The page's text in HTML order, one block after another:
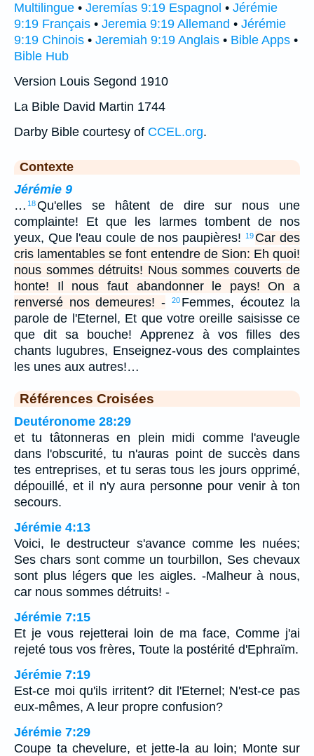
Multilingue • Jeremías 9:19 Espagnol • Jérémie
9:19 Français • Jeremia 9:19 Allemand • Jérémie
9:19 Chinois • Jeremiah 9:19 Anglais • Bible Apps •
Bible Hub
Version Louis Segond 1910
La Bible David Martin 1744
Darby Bible courtesy of CCEL.org.
Contexte
Jérémie 9
… 18Qu'elles se hâtent de dire sur nous une
complainte! Et que les larmes tombent de nos
yeux, Que l'eau coule de nos paupières!
19 Car des
cris lamentables se font entendre de Sion: Eh quoi!
nous sommes détruits! Nous sommes couverts de
honte! Il nous faut abandonner le pays! On a
renversé nos demeures! -
20 Femmes, écoutez la
parole de l'Eternel, Et que votre oreille saisisse ce
que dit sa bouche! Apprenez à vos filles des
chants lugubres, Enseignez-vous des complaintes
les unes aux autres!…
Références Croisées
Deutéronome 28:29
et tu tâtonneras en plein midi comme l'aveugle
dans l'obscurité, tu n'auras point de succès dans
tes entreprises, et tu seras tous les jours opprimé,
dépouillé, et il n'y aura personne pour venir à ton
secours.
Jérémie 4:13
Voici, le destructeur s'avance comme les nuées;
Ses chars sont comme un tourbillon, Ses chevaux
sont plus légers que les aigles. -Malheur à nous,
car nous sommes détruits! -
Jérémie 7:15
Et je vous rejetterai loin de ma face, Comme j'ai
rejeté tous vos frères, Toute la postérité d'Ephraïm.
Jérémie 7:19
Est-ce moi qu'ils irritent? dit l'Eternel; N'est-ce pas
eux-mêmes, A leur propre confusion?
Jérémie 7:29
Coupe ta chevelure, et jette-la au loin; Monte sur